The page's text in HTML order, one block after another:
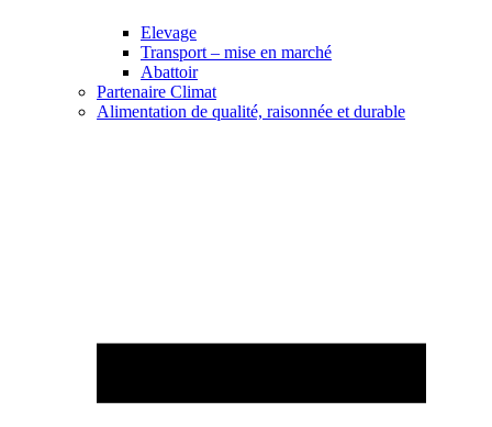
Elevage
Transport – mise en marché
Abattoir
Partenaire Climat
Alimentation de qualité, raisonnée et durable